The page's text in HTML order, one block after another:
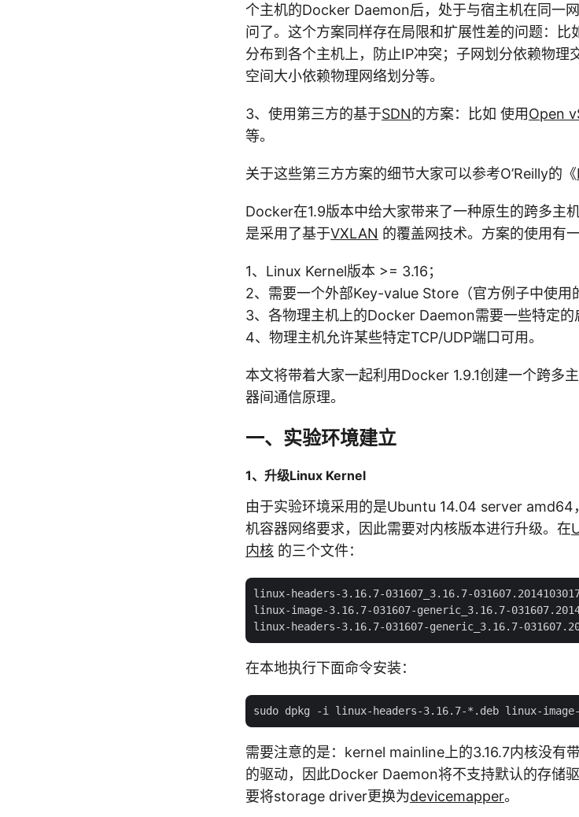
个主机的Docker Daemon后，处于与宿主机在同一
问了。这个方案同样存在局限和扩展性差的问题：比
分布到各个主机上，防止IP冲突；子网划分依赖物
空间大小依赖物理网络划分等。
3、使用第三方的基于SDN的方案：比如 使用Open
等。
关于这些第三方方案的细节大家可以参考O’Reilly的《
Docker在1.9版本中给大家带来了一种原生的跨多主
是采用了基于VXLAN 的覆盖网技术。方案的使用有
1、Linux Kernel版本 >= 3.16；
2、需要一个外部Key-value Store（官方例子中使用
3、各物理主机上的Docker Daemon需要一些特定的
4、物理主机允许某些特定TCP/UDP端口可用。
本文将带着大家一起利用Docker 1.9.1创建一个跨多
器间通信原理。
一、实验环境建立
1、升级Linux Kernel
由于实验环境采用的是Ubuntu 14.04 server amd64
机容器网络要求，因此需要对内核版本进行升级。在
内核 的三个文件：
linux-headers-3.16.7-031607_3.16.7-
linux-image-3.16.7-031607-generic_3.16.7-
在本地执行下面命令安装：
需要注意的是：kernel mainline上的3.16.7内核没有
的驱动，因此Docker Daemon将不支持默认的存储
要将storage driver更换为devicemapper。